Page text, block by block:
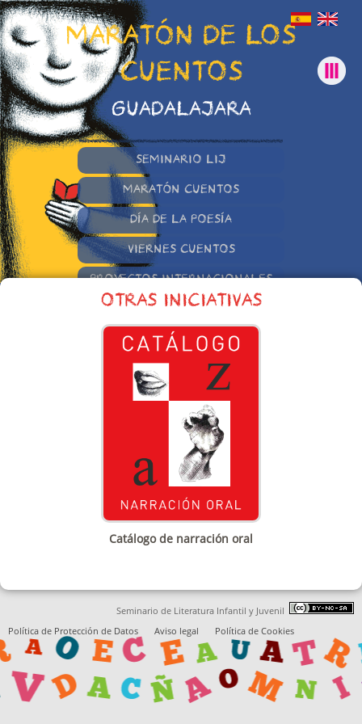
MARATÓN DE LOS
CUENTOS
GUADALAJARA
SEMINARIO LIJ
MARATÓN CUENTOS
DÍA DE LA POESÍA
VIERNES CUENTOS
PROYECTOS INTERNACIONALES
OTRAS INICIATIVAS
OTRAS INICIATIVAS
Catálogo de narración oral
Seminario de Literatura Infantil y Juvenil
Política de Protección de Datos
Aviso legal Política de Cookies